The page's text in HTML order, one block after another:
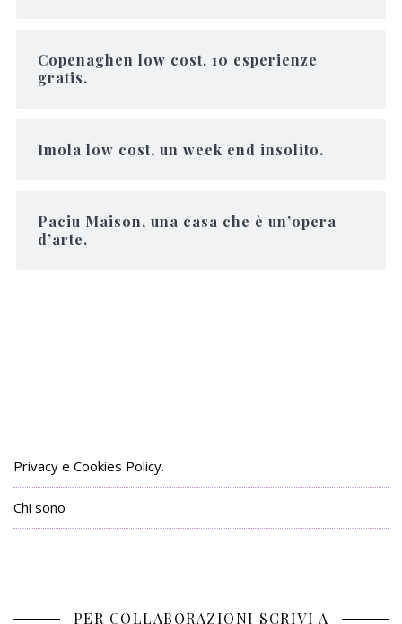
Copenaghen low cost, 10 esperienze
gratis.
Imola low cost, un week end insolito.
Paciu Maison, una casa che è un’opera
d’arte.
Privacy e Cookies Policy.
Chi sono
PER COLLABORAZIONI SCRIVI A